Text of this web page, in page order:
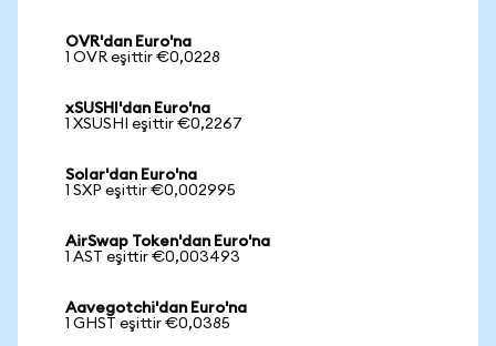
OVR'dan Euro'na
1 OVR eşittir €0,0228
xSUSHI'dan Euro'na
1 XSUSHI eşittir €0,2267
Solar'dan Euro'na
1 SXP eşittir €0,002995
AirSwap Token'dan Euro'na
1 AST eşittir €0,003493
Aavegotchi'dan Euro'na
1 GHST eşittir €0,0385